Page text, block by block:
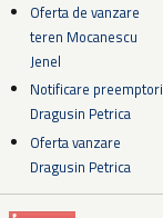
Oferta de vanzare
teren Mocanescu
Jenel
Notificare preemptori
Dragusin Petrica
Oferta vanzare
Dragusin Petrica